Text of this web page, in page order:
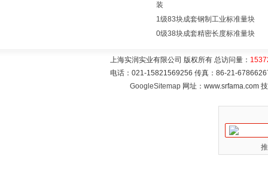
装
1级83块成套钢制工业标准量块
0级38块成套精密长度标准量块
上海实润实业有限公司 版权所有 总访问量：
电话：021-15821569256 传真：86-21-
GoogleSitemap网址：www.srfama.com